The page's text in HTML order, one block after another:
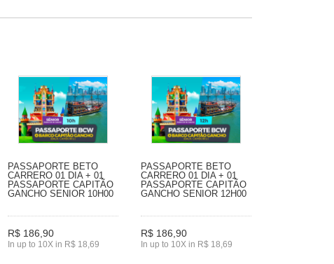
PASSAPORTE BETO
CARRERO 01 DIA + 01
PASSAPORTE CAPITÃO
GANCHO SENIOR 10H00
R$ 186,90
In up to 10X in R$ 18,69
PASSAPORTE BETO
CARRERO 01 DIA + 01
PASSAPORTE CAPITÃO
GANCHO SENIOR 12H00
R$ 186,90
In up to 10X in R$ 18,69